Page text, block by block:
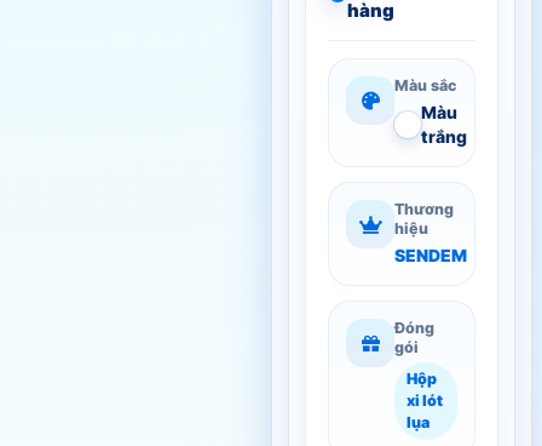
hàng
Màu sắc
Màu
trắng
Thương
hiệu
SENDEM
Đóng
gói
Hộp
xi lót
lụa